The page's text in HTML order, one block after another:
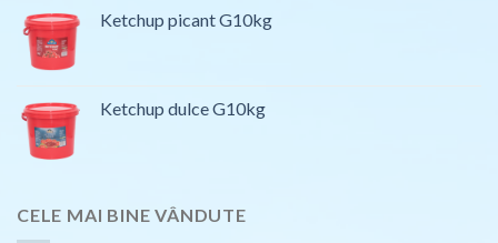
Ketchup picant G10kg
Ketchup dulce G10kg
CELE MAI BINE VÂNDUTE